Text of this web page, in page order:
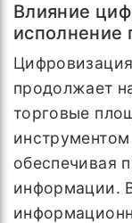
Влияние
исполнение
продолжает
торговые
обеспечивая
информации.